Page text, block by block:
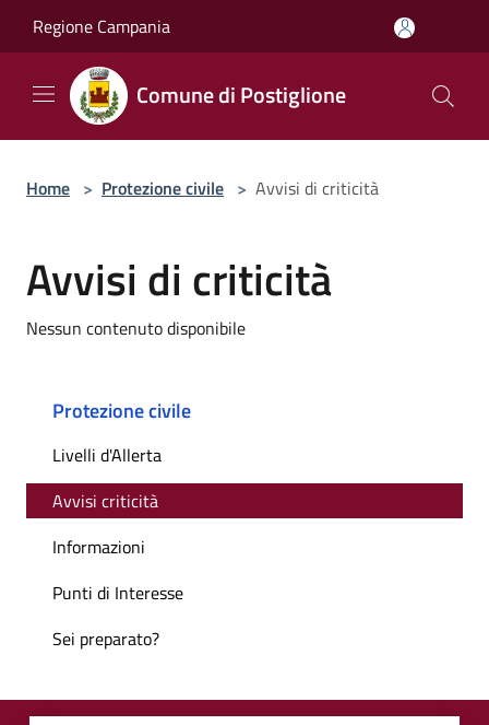
Regione Campania
Comune di Postiglione
Home > Protezione civile > Avvisi di criticità
Avvisi di criticità
Nessun contenuto disponibile
Protezione civile
Livelli d'Allerta
Avvisi criticità
Informazioni
Punti di Interesse
Sei preparato?